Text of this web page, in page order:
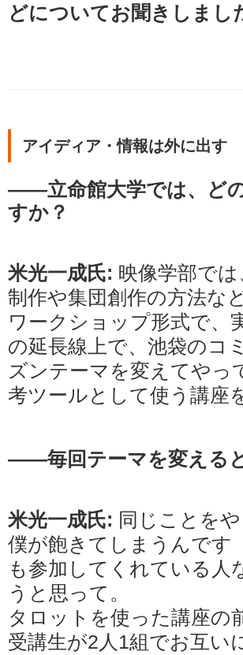
どについてお聞きしまし
アイディア・情報は外に出す
――立命館大学では、ど
すか？
米光一成氏: 映像学部で
制作や集団創作の方法な
ワークショップ形式で、
の延長線上で、池袋のコ
ズンテーマを変えてやっ
考ツールとして使う講座
――毎回テーマを変える
米光一成氏: 同じことを
僕が飽きてしまうんです
も参加してくれている人
うと思って。
タロットを使った講座の
受講生が2人1組でお互い